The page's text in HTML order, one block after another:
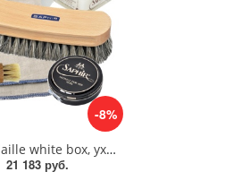
-8%
Набор Saphir medaille white box, уход за кожей
21 183 руб.